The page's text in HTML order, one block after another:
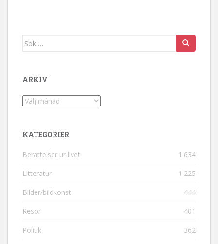
Sök efter:
ARKIV
Arkiv
KATEGORIER
Berättelser ur livet 1 634
Litteratur 1 225
Bilder/bildkonst 444
Resor 401
Politik 362